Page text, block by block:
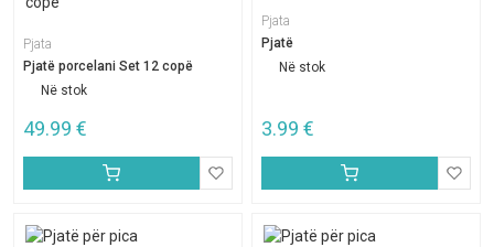
Pjata
Pjatë porcelani Set 12 copë
Në stok
49.99 €
Pjata
Pjatë
Në stok
3.99 €